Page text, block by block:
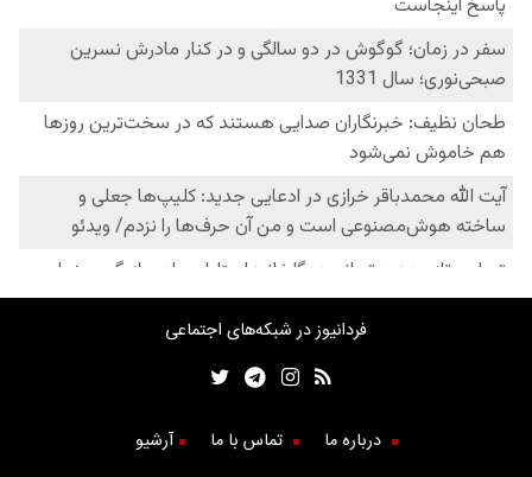
فردانیوز در شبکه‌های اجتماعی
درباره ما تماس با ما آرشیو